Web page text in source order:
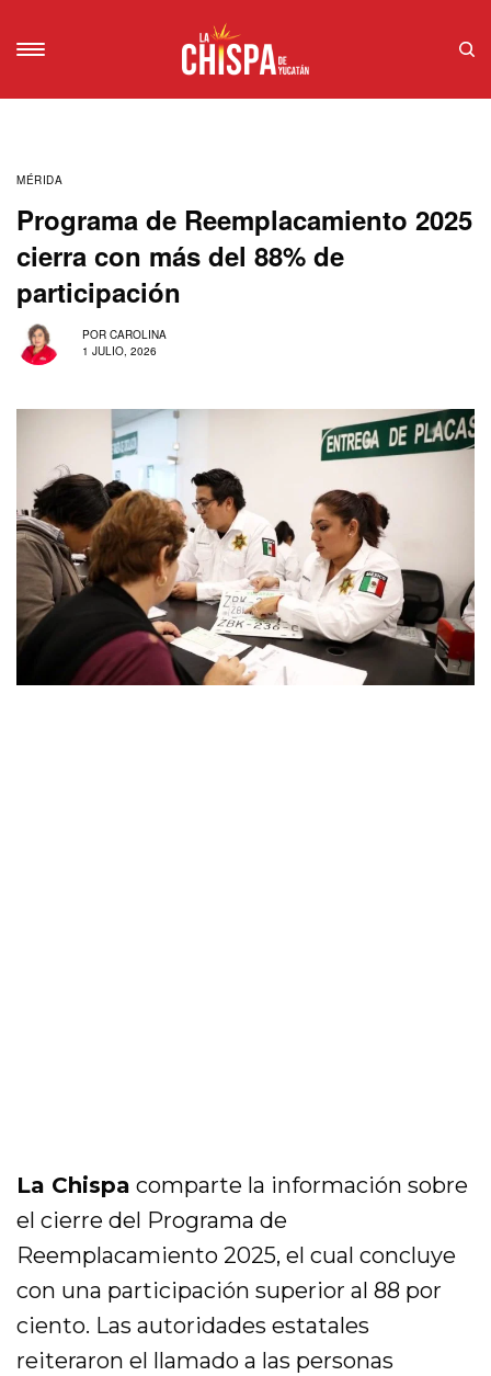
MÉRIDA
Programa de Reemplacamiento 2025
cierra con más del 88% de
participación
POR CAROLINA
1 JULIO, 2026
La Chispa comparte la información sobre
el cierre del Programa de
Reemplacamiento 2025, el cual concluye
con una participación superior al 88 por
ciento. Las autoridades estatales
reiteraron el llamado a las personas